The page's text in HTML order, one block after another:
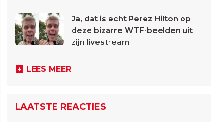
Ja, dat is echt Perez Hilton op
deze bizarre WTF-beelden uit
zijn livestream
LEES MEER
LAATSTE REACTIES